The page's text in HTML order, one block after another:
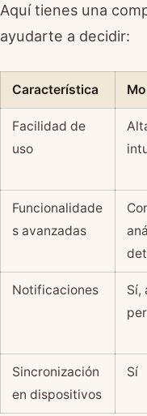
Aquí tienes una
ayudarte a decidir:
Característica
Facilidad de
uso
Funcionalidade
s avanzadas
Notificaciones
Sí,
Sincronización
en dispositivos
Sí